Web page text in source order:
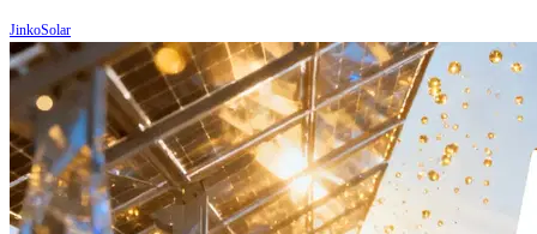
JinkoSolar